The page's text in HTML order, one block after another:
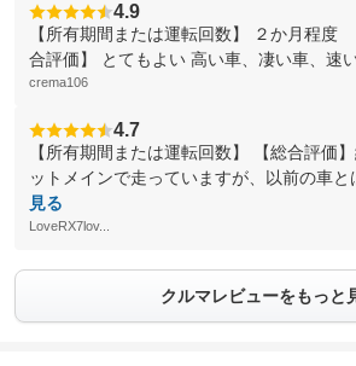
4.9
【所有期間または運転回数】 ２か月程度
合評価】 とてもよい 高い車、凄い車、速
crema106
4.7
【所有期間または運転回数】 【総合評価
ットメインで走っていますが、以前の車と
見る
LoveRX7lov...
クルマレビューをもっと